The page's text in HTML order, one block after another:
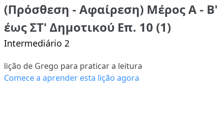
(Πρόσθεση - Αφαίρεση) Μέρος Α - Β'
έως ΣΤ' Δημοτικού Επ. 10 (1)
Intermediário 2
lição de Grego para praticar a leitura
Comece a aprender esta lição agora